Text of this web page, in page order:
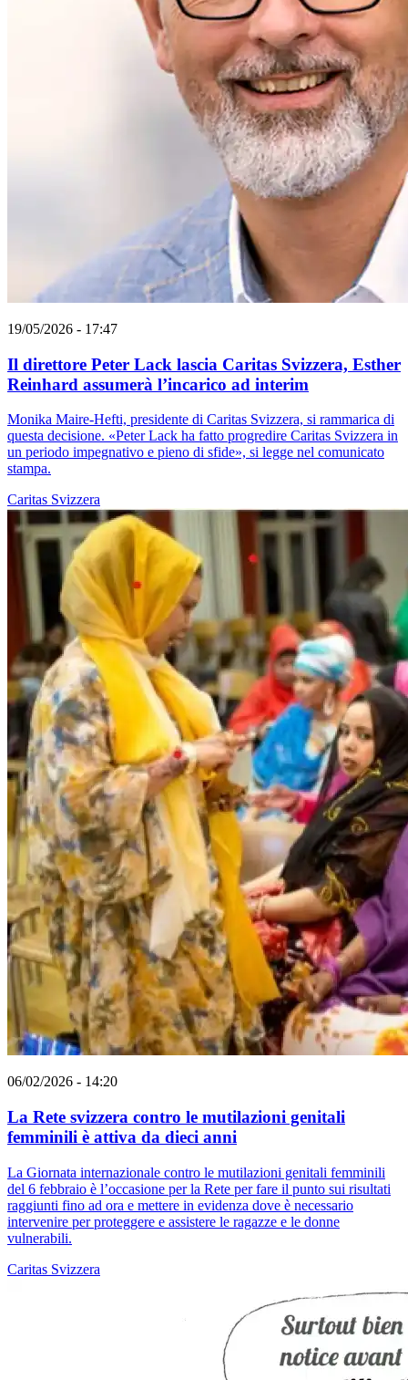
19/05/2026 - 17:47
Il direttore Peter Lack lascia Caritas Svizzera, Esther
Reinhard assumerà l’incarico ad interim
Monika Maire-Hefti, presidente di Caritas Svizzera, si rammarica di
questa decisione. «Peter Lack ha fatto progredire Caritas Svizzera in
un periodo impegnativo e pieno di sfide», si legge nel comunicato
stampa.
Caritas Svizzera
06/02/2026 - 14:20
La Rete svizzera contro le mutilazioni genitali
femminili è attiva da dieci anni
La Giornata internazionale contro le mutilazioni genitali femminili
del 6 febbraio è l’occasione per la Rete per fare il punto sui risultati
raggiunti fino ad ora e mettere in evidenza dove è necessario
intervenire per proteggere e assistere le ragazze e le donne
vulnerabili.
Caritas Svizzera